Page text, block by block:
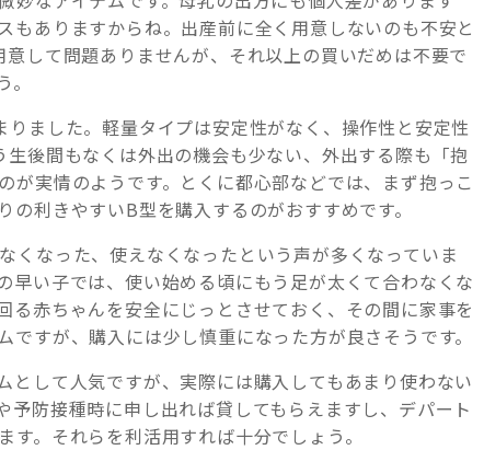
もありますからね。出産前に全く用意しないのも不安と
して問題ありませんが、それ以上の買いだめは不要で
りました。軽量タイプは安定性がなく、操作性と安定性
後間もなくは外出の機会も少ない、外出する際も「抱
が実情のようです。とくに都心部などでは、まず抱っこ
利きやすいB型を購入するのがおすすめです。
くなった、使えなくなったという声が多くなっていま
早い子では、使い始める頃にもう足が太くて合わなくな
る赤ちゃんを安全にじっとさせておく、その間に家事を
すが、購入には少し慎重になった方が良さそうです。
として人気ですが、実際には購入してもあまり使わない
予防接種時に申し出れば貸してもらえますし、デパート
。それらを利活用すれば十分でしょう。